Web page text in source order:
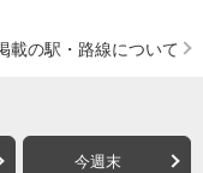
載の駅・路線について
今週末